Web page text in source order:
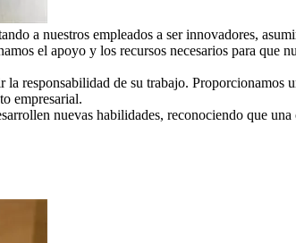
a nuestros empleados a ser innovadores,
el apoyo y los recursos necesarios para que
responsabilidad de su trabajo.
empresarial.
nuevas habilidades, reconociendo que